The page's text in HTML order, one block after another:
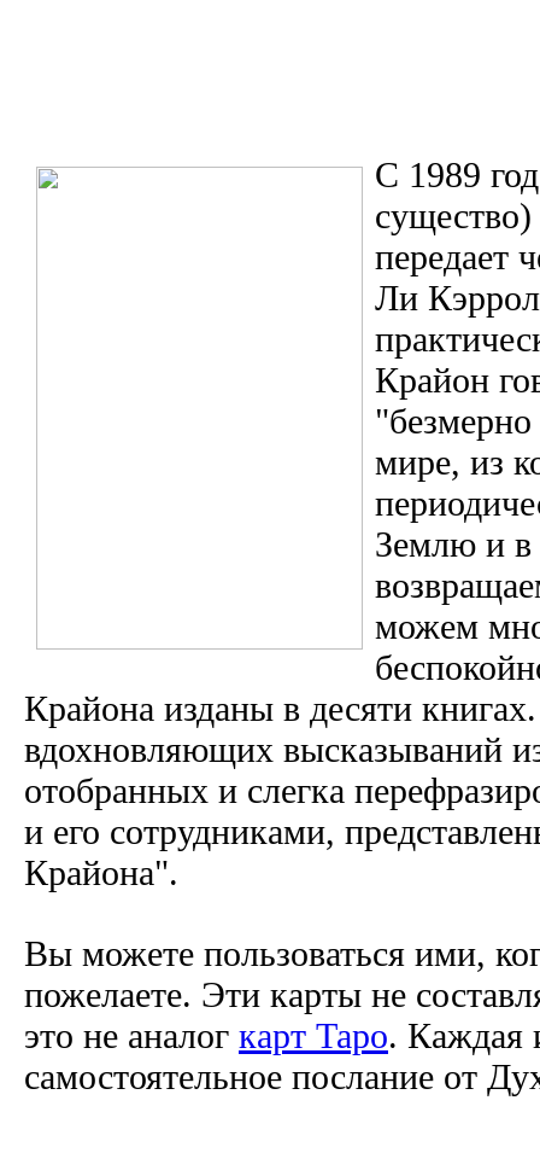
С 1989
передает
Ли
Крайон
мире, из
Землю и в
можем
Крайона изданы в десяти
вдохновляющих высказываний
отобранных и слегка
и его сотрудниками,
Крайона".
Вы можете пользоваться ими,
пожелаете. Эти карты не
это не аналог карт Таро. Каждая
самостоятельное послание от